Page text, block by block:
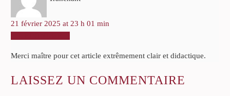
21 février 2025 at 23 h 01 min
Merci maître pour cet article extrêmement clair et didactique.
LAISSEZ UN COMMENTAIRE